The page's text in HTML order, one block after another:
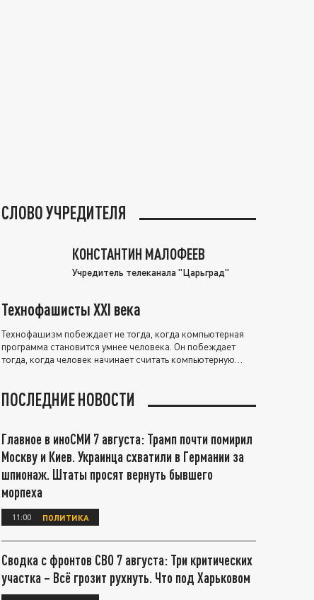
СЛОВО УЧРЕДИТЕЛЯ
КОНСТАНТИН МАЛОФЕЕВ
Учредитель телеканала "Царьград"
Технофашисты XXI века
Технофашизм побеждает не тогда, когда компьютерная
программа становится умнее человека. Он побеждает
тогда, когда человек начинает считать компьютерную
ПОСЛЕДНИЕ НОВОСТИ
Главное в иноСМИ 7 августа: Трамп почти помирил
Москву и Киев. Украинца схватили в Германии за
шпионаж. Штаты просят вернуть бывшего
морпеха
11:00 ПОЛИТИКА
Сводка с фронтов СВО 7 августа: Три критических
участка – Всё грозит рухнуть. Что под Харьковом